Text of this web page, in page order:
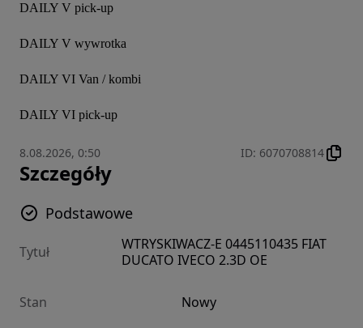
DAILY V pick-up
DAILY V wywrotka
DAILY VI Van / kombi
DAILY VI pick-up
8.08.2026, 0:50 ID: 6070708814
Szczegóły
Podstawowe
Tytuł
WTRYSKIWACZ-E 0445110435 FIAT
DUCATO IVECO 2.3D OE
Stan Nowy